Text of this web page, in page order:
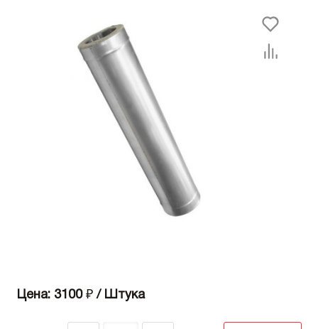
Цена: 3100 ₽ / Штука